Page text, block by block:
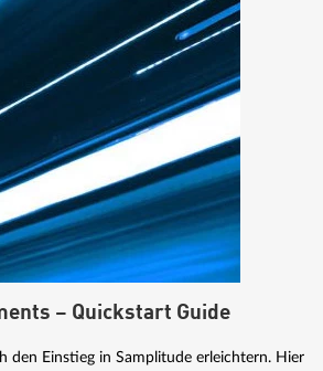
– Quickstart Guide
den Einstieg in Samplitude erleichtern. Hier